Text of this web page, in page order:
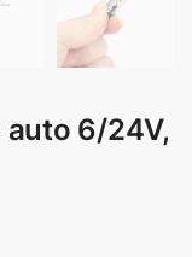
6/24V,